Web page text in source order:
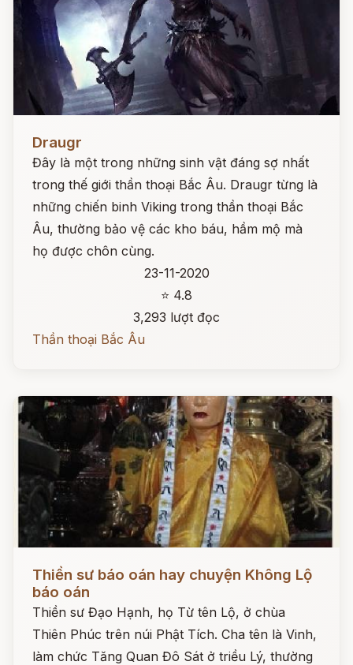
Draugr
Đây là một trong những sinh vật đáng sợ nhất
trong thế giới thần thoại Bắc Âu. Draugr từng là
những chiến binh Viking trong thần thoại Bắc
Âu, thường bảo vệ các kho báu, hầm mộ mà
họ được chôn cùng.
23-11-2020
⭐ 4.8
3,293 lượt đọc
Thần thoại Bắc Âu
Đọc ngay
Thiền sư báo oán hay chuyện Không Lộ
báo oán
Thiền sư Đạo Hạnh, họ Từ tên Lộ, ở chùa
Thiên Phúc trên núi Phật Tích. Cha tên là Vinh,
làm chức Tăng Quan Đô Sát ở triều Lý, thường